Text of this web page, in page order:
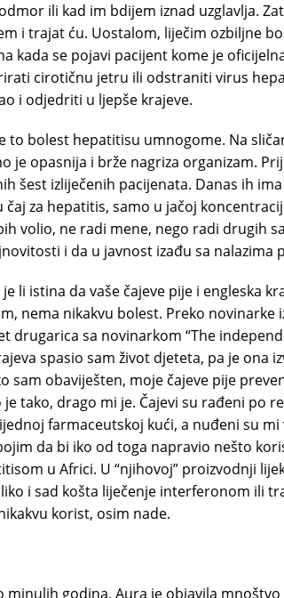
ili kad im bdijem iznad uzglavlja.
i trajat ću. Uostalom, liječim ozbiljne
kada se pojavi pacijent kome je
cirotičnu jetru ili odstraniti virus
i odjedriti u ljepše krajeve.
to bolest hepatitisu umnogome. Na
je opasnija i brže nagriza organizam.
šest izliječenih pacijenata. Danas ih
čaj za hepatitis, samo u jačoj
volio, ne radi mene, nego radi drugih
i da u javnost izađu sa nalazima
li istina da vaše čajeve pije i engleska
nema nikakvu bolest. Preko novinarke
drugarica sa novinarkom “The
spasio sam život djeteta, pa je ona
sam obaviješten, moje čajeve pije
je tako, drago mi je. Čajevi su rađeni po
farmaceutskoj kući, a nuđeni su
da bi iko od toga napravio nešto
u Africi. U “njihovoj” proizvodnji
i sad košta liječenje interferonom ili
korist, osim nade.
minulih godina, Aura je objavila